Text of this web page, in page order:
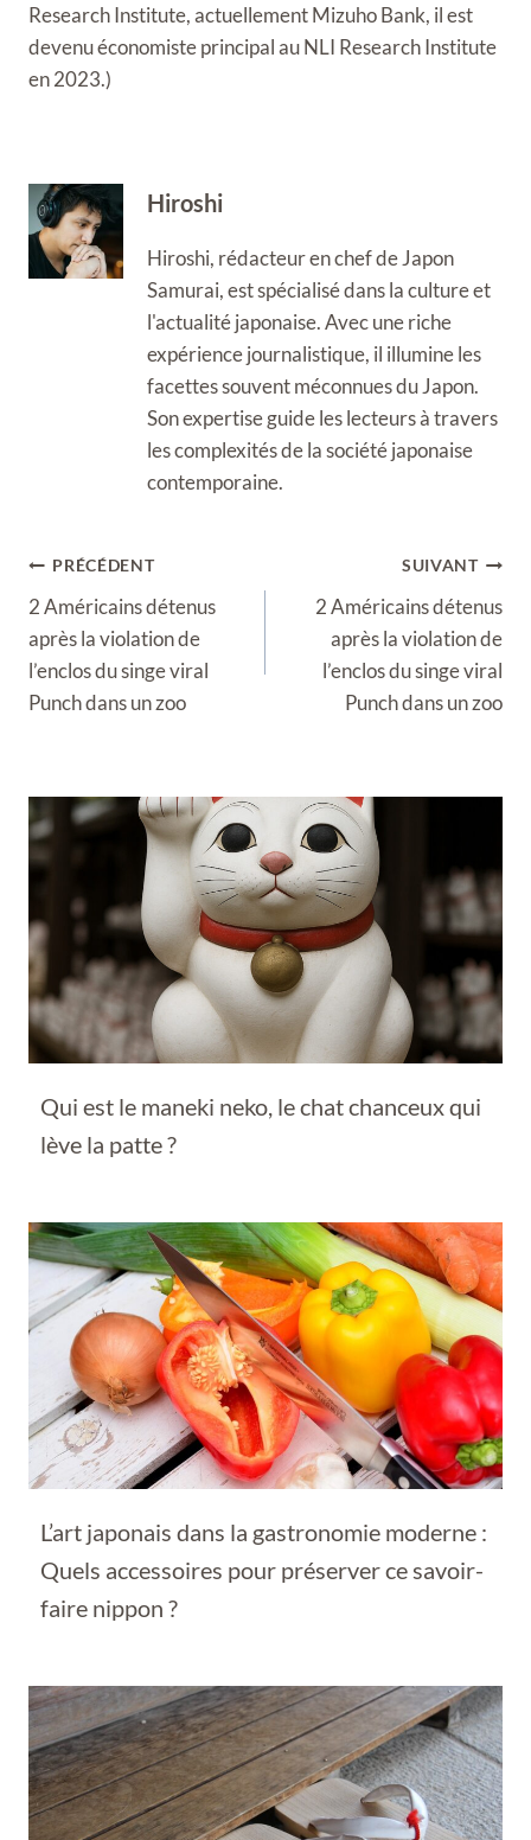
Research Institute, actuellement Mizuho Bank, il est
devenu économiste principal au NLI Research Institute
en 2023.)
Hiroshi
Hiroshi, rédacteur en chef de Japon
Samurai, est spécialisé dans la culture et
l'actualité japonaise. Avec une riche
expérience journalistique, il illumine les
facettes souvent méconnues du Japon.
Son expertise guide les lecteurs à travers
les complexités de la société japonaise
contemporaine.
Navigation
de
l’article
PRÉCÉDENT
2 Américains détenus
après la violation de
l’enclos du singe viral
Punch dans un zoo
SUIVANT
2 Américains détenus
après la violation de
l’enclos du singe viral
Punch dans un zoo
Qui est le maneki neko, le chat chanceux qui
lève la patte ?
L’art japonais dans la gastronomie moderne :
Quels accessoires pour préserver ce savoir-
faire nippon ?